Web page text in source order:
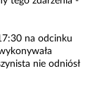
na odcinku
nie odniósł